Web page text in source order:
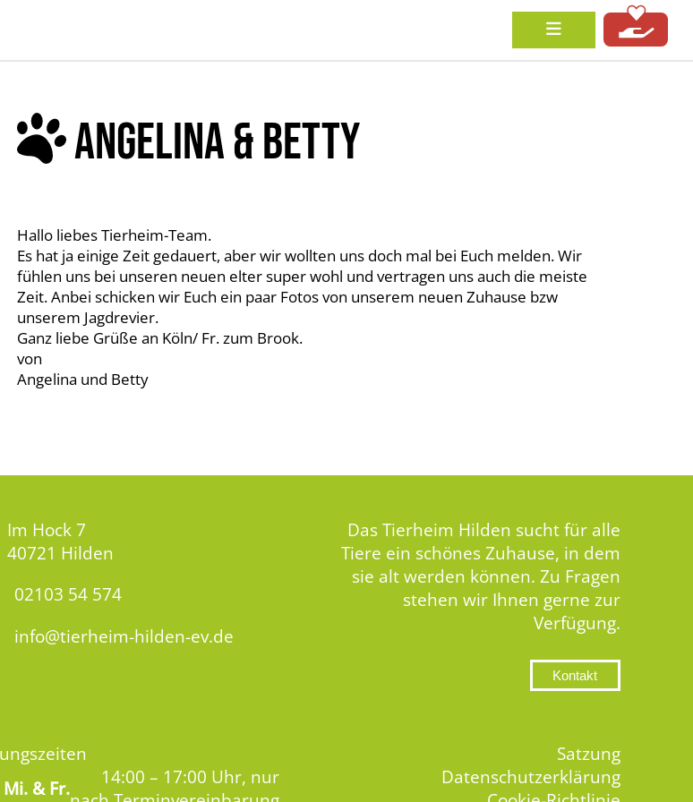
ANGELINA & BETTY
Hallo liebes Tierheim-Team.
Es hat ja einige Zeit gedauert, aber wir wollten uns doch mal bei Euch melden. Wir
fühlen uns bei unseren neuen elter super wohl und vertragen uns auch die meiste
Zeit. Anbei schicken wir Euch ein paar Fotos von unserem neuen Zuhause bzw
unserem Jagdrevier.
Ganz liebe Grüße an Köln/ Fr. zum Brook.
von
Angelina und Betty
Im Hock 7
40721 Hilden
02103 54 574
info@tierheim-hilden-ev.de
Das Tierheim Hilden sucht für alle
Tiere ein schönes Zuhause, in dem
sie alt werden können. Zu Fragen
stehen wir Ihnen gerne zur
Verfügung.
Kontakt
Mi. & Fr.
14:00 – 17:00 Uhr, nur
Satzung
Datenschutzerklärung